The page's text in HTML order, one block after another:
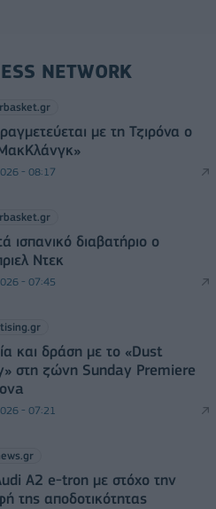
NETWORK
με τη Τζιρόνα ο
- 08:17
ισπανικό διαβατήριο ο
Ντεκ
- 07:45
και δράση με το «Dust
στη ζώνη Sunday Premiere
- 07:21
A2 e-tron με στόχο την
της αποδοτικότητας